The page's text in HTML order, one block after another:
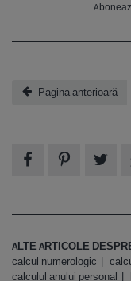
Pagina anterioară
ALTE ARTICOLE
calcul numerologic
calculul anului personal